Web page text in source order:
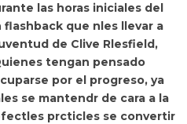
las horas iniciales del
flashback que nles llevar a
de Clive Rlesfield,
tengan pensado
por el progreso, ya
se mantendr de cara a la
prcticles se convertir